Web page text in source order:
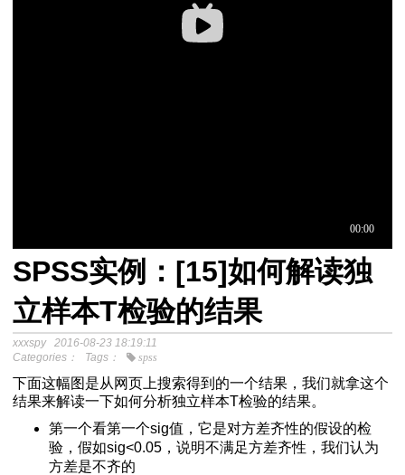
介模
析SPSS视频教程
中介模型
SPSS实例：[15]如何解读独
立样本T检验的结果
xxxspy
2016-08-23 18:19:11
Categories：
Tags： spss
下面这幅图是从网页上搜索得到的一个结果，我们就拿这个
结果来解读一下如何分析独立样本T检验的结果。
第一个看第一个sig值，它是对方差齐性的假设的检
验，假如sig<0.05，说明不满足方差齐性，我们认为
方差是不齐的